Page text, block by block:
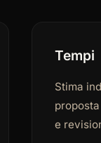
Tempi
Stima
e